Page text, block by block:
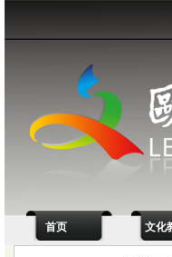
首页 文化